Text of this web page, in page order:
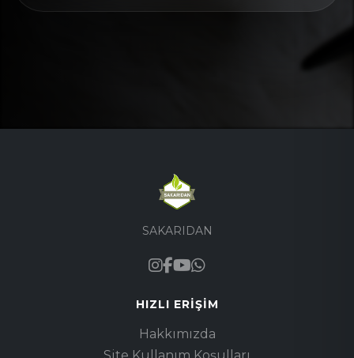
SAKARIDAN
HIZLI ERIŞIM
Hakkımızda